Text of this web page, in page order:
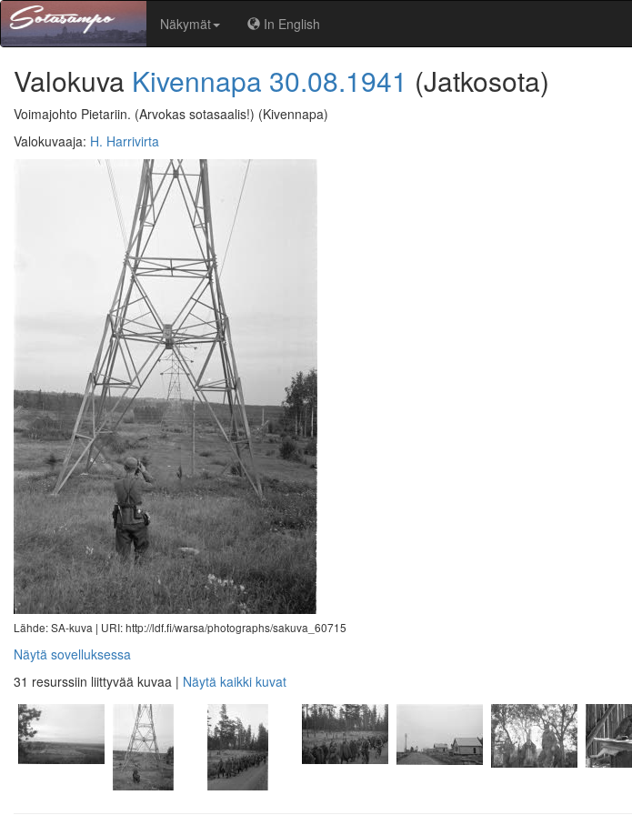
Näkymät In English
Valokuva Kivennapa 30.08.1941 (Jatkosota)
Voimajohto Pietariin. (Arvokas sotasaalis!) (Kivennapa)
Valokuvaaja: H. Harrivirta
Lähde: SA-kuva | URI: http://ldf.fi/warsa/photographs/sakuva_60715
Näytä sovelluksessa
31 resurssiin liittyvää kuvaa | Näytä kaikki kuvat